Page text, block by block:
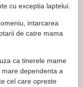
cu exceptia laptelui.
intarcarea
de catre mama
ca tinerele mame
dependenta a
cel care opreste